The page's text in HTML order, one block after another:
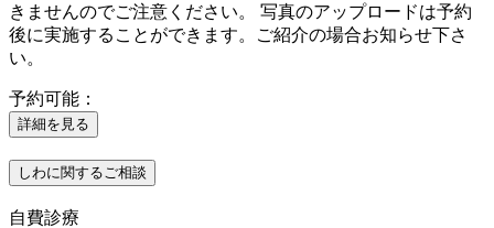
きませんのでご注意ください。 写真のアップロードは予約
後に実施することができます。ご紹介の場合お知らせ下さ
い。
予約可能：
詳細を見る
しわに関するご相談
自費診療